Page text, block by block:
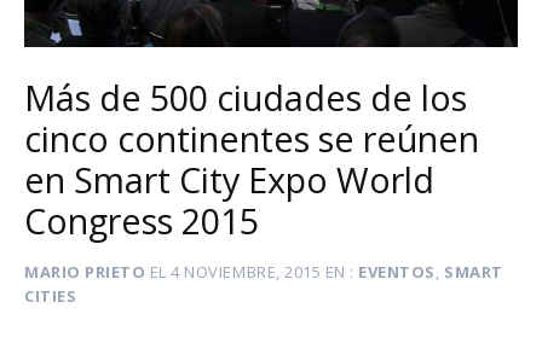
Más de 500 ciudades de los
cinco continentes se reúnen
en Smart City Expo World
Congress 2015
MARIO PRIETO EL4 NOVIEMBRE, 2015 EN EVENTOS, SMART
CITIES